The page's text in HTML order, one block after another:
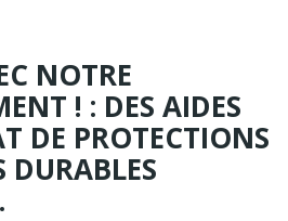
NOTRE
! : DES AIDES
DE PROTECTIONS
DURABLES